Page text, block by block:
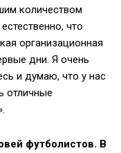
количеством
что
организационная
дни. Я очень
и думаю, что у нас
отличные
футболистов. В